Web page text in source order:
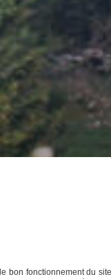
bon fonctionnement du